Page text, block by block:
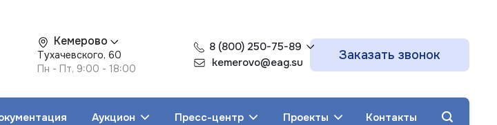
Кемерово
Тухачевского, 60
Пн - Пт, 9:00 - 18:00
8 (800) 250-75-89
kemerovo@eag.su
Заказать звонок
Аукцион Пресс-центр Проекты Контакты